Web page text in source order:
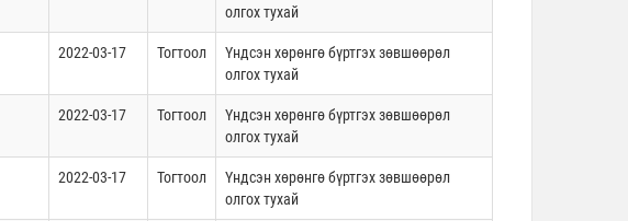
олгох тухай
2022-03-17 Тогтоол
Үндсэн хөрөнгө бүртгэх зөвшөөрөл
олгох тухай
2022-03-17 Тогтоол
Үндсэн хөрөнгө бүртгэх зөвшөөрөл
олгох тухай
2022-03-17 Тогтоол
Үндсэн хөрөнгө бүртгэх зөвшөөрөл
олгох тухай